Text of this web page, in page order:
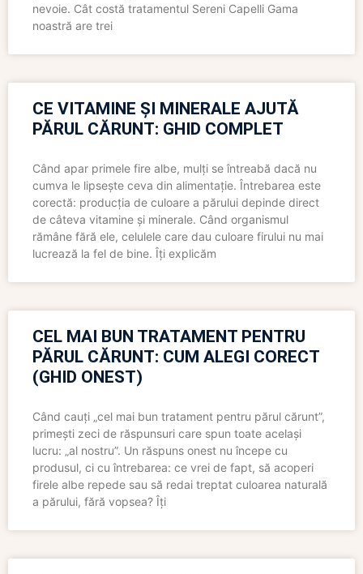
nevoie. Cât costă tratamentul Sereni Capelli Gama
noastră are trei
CE VITAMINE ȘI MINERALE AJUTĂ
PĂRUL CĂRUNT: GHID COMPLET
Când apar primele fire albe, mulți se întreabă dacă nu
cumva le lipsește ceva din alimentație. Întrebarea este
corectă: producția de culoare a părului depinde direct
de câteva vitamine și minerale. Când organismul
rămâne fără ele, celulele care dau culoare firului nu mai
lucrează la fel de bine. Îți explicăm
CEL MAI BUN TRATAMENT PENTRU
PĂRUL CĂRUNT: CUM ALEGI CORECT
(GHID ONEST)
Când cauți „cel mai bun tratament pentru părul cărunt”,
primești zeci de răspunsuri care spun toate același
lucru: „al nostru”. Un răspuns onest nu începe cu
produsul, ci cu întrebarea: ce vrei de fapt, să acoperi
firele albe repede sau să redai treptat culoarea naturală
a părului, fără vopsea? Îți